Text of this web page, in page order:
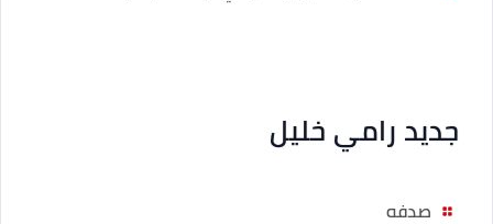
جديد رامي خليل
صدفه